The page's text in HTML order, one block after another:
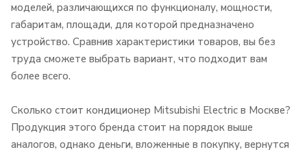
моделей, различающихся по функционалу, мощности,
габаритам, площади, для которой предназначено
устройство. Сравнив характеристики товаров, вы без
труда сможете выбрать вариант, что подходит вам
более всего.
Сколько стоит кондиционер Mitsubishi Electric в Москве?
Продукция этого бренда стоит на порядок выше
аналогов, однако деньги, вложенные в покупку, вернутся